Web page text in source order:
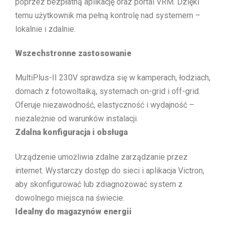
temu użytkownik ma pełną kontrolę nad systemem –
lokalnie i zdalnie.
Wszechstronne zastosowanie
MultiPlus-II 230V sprawdza się w kamperach, łodziach,
domach z fotowoltaiką, systemach on-grid i off-grid.
Oferuje niezawodność, elastyczność i wydajność –
niezależnie od warunków instalacji.
Zdalna konfiguracja i obsługa
Urządzenie umożliwia zdalne zarządzanie przez
internet. Wystarczy dostęp do sieci i aplikacja Victron,
aby skonfigurować lub zdiagnozować system z
dowolnego miejsca na świecie.
Idealny do magazynów energii